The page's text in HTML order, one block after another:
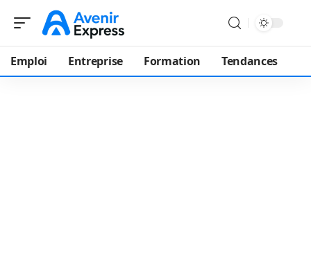
Emploi Entreprise Formation Tendances